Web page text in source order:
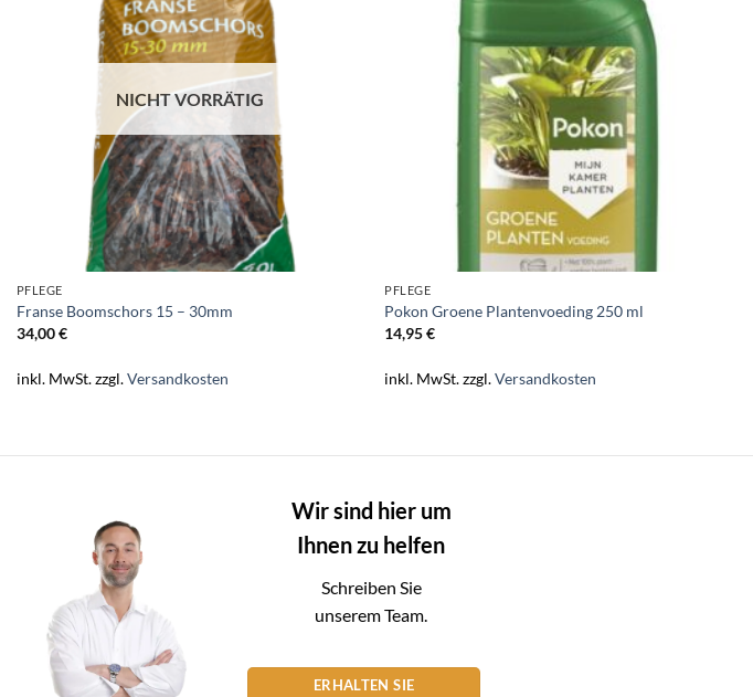
NICHT VORRÄTIG
PFLEGE
Franse Boomschors 15 – 30mm
34,00€
inkl. MwSt.zzgl.Versandkosten
PFLEGE
Pokon Groene Plantenvoeding 250 ml
14,95€
inkl. MwSt.zzgl.Versandkosten
Wir sind hier um
Ihnen zu helfen
Schreiben Sie
unserem Team.
ERHALTEN SIE